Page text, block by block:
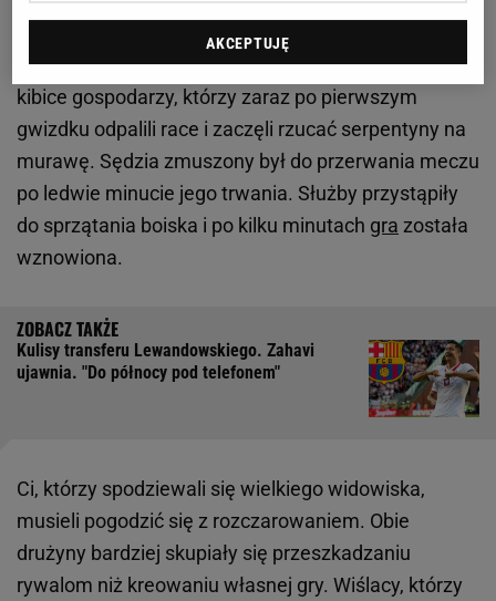
Na początku spotkania to nie piłkarze odgrywali
pierwszoplanowe role w Krakowie. Do głosu doszli
kibice gospodarzy, którzy zaraz po pierwszym
gwizdku odpalili race i zaczęli rzucać serpentyny na
murawę. Sędzia zmuszony był do przerwania meczu
po ledwie minucie jego trwania. Służby przystąpiły
do sprzątania boiska i po kilku minutach gra została
wznowiona.
Kulisy transferu Lewandowskiego. Zahavi
ujawnia. "Do północy pod telefonem"
Ci, którzy spodziewali się wielkiego widowiska,
musieli pogodzić się z rozczarowaniem. Obie
drużyny bardziej skupiały się przeszkadzaniu
rywalom niż kreowaniu własnej gry. Wiślacy, którzy
AKCEPTUJĘ